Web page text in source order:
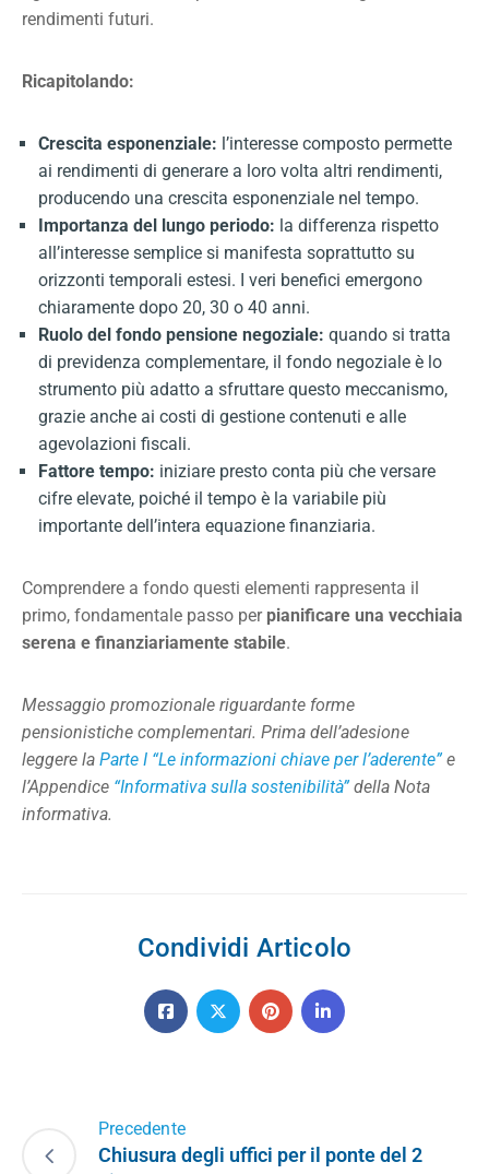
rendimenti futuri.
Ricapitolando:
Crescita esponenziale: l’interesse composto permette
ai rendimenti di generare a loro volta altri rendimenti,
producendo una crescita esponenziale nel tempo.
Importanza del lungo periodo: la differenza rispetto
all’interesse semplice si manifesta soprattutto su
orizzonti temporali estesi. I veri benefici emergono
chiaramente dopo 20, 30 o 40 anni.
Ruolo del fondo pensione negoziale: quando si tratta
di previdenza complementare, il fondo negoziale è lo
strumento più adatto a sfruttare questo meccanismo,
grazie anche ai costi di gestione contenuti e alle
agevolazioni fiscali.
Fattore tempo: iniziare presto conta più che versare
cifre elevate, poiché il tempo è la variabile più
importante dell’intera equazione finanziaria.
Comprendere a fondo questi elementi rappresenta il
primo, fondamentale passo per pianificare una vecchiaia
serena e finanziariamente stabile.
Messaggio promozionale riguardante forme
pensionistiche complementari. Prima dell’adesione
leggere la Parte I “Le informazioni chiave per l’aderente”e
l’Appendice “Informativa sulla sostenibilità”della Nota
informativa.
Condividi Articolo
Precedente
Chiusura degli uffici per il ponte del 2